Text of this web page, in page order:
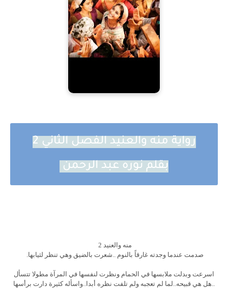
رواية منه والعنيد الفصل الثاني 2
بقلم نوره عبد الرحمن
منه والعنيد 2
صدمت عندما وجدته غارقاً بالنوم ..شعرت بالضيق وهي تنظر لثيابها.
اسرعت وبدلت ملابسها في الحمام ونظرت لنفسها في المرآة مطولا تتسأل
..هل هي قبيحه..لما لم تعجبه ولم تلفت نظره أبدا..واسأله كثيرة دارت برأسها